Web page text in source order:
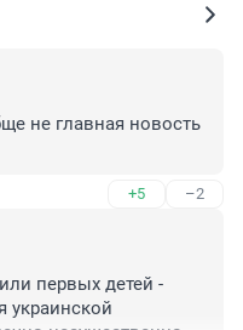
не главная новость
+5 –2
первых детей -
украинской